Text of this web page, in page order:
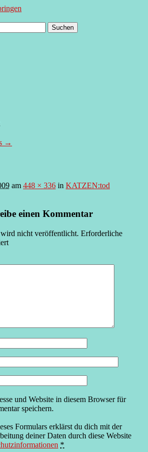
→
am 448 × 336 in KATZEN:tod
einen Kommentar
nicht veröffentlicht. Erforderliche
und Website in diesem Browser für
speichern.
Formulars erklärst du dich mit der
deiner Daten durch diese Website
*